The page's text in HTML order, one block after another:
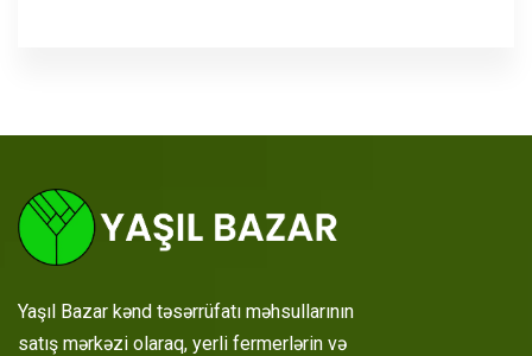
Yaşıl Bazar kənd təsərrüfatı məhsullarının
satış mərkəzi olaraq, yerli fermerlərin və